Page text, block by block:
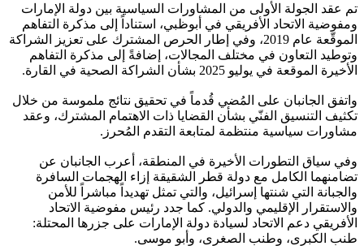
تم عقد الجولة الأولى من المشاورات السياسية بين دولة الإمارات
ومفوضية الاتحاد الأفريقي في أبوظبي، استناداً إلى مذكرة التفاهم
الموقّعة عام 2019، وفي إطار الحرص المشترك على تعزيز الشراكة
وتوطيد التعاون في مختلف المجالات، إضافةً إلى مذكرة التفاهم
الأخيرة الموقعة في يوليو 2025 بشأن الشراكة الصحية في القارة.
واتفق الجانبان على المُضي قُدماً في تحقيق نتائج ملموسة من خلال
تكثيف التنسيق الفنّي بشأن القضايا ذات الاهتمام المشترك، وعقد
مشاورات سياسية منتظمة لمتابعة التقدم المُحرز.
وفي سياق التطورات الأخيرة في المنطقة، أعرب الجانبان عن
تضامنهما الكامل مع دولة قطر الشقيقة إزاء الهجمات السافرة
والجبانة التي شنتها إسرائيل، والتي تمثل تهديداً مباشراً للأمن
والاستقرار الإقليمي والدولي. كما جدد رئيس مفوضية الاتحاد
الأفريقي دعم الاتحاد لسيادة دولة الإمارات على جزرها المحتلة:
طنب الكبرى، وطنب الصغرى، وأبو موسى.